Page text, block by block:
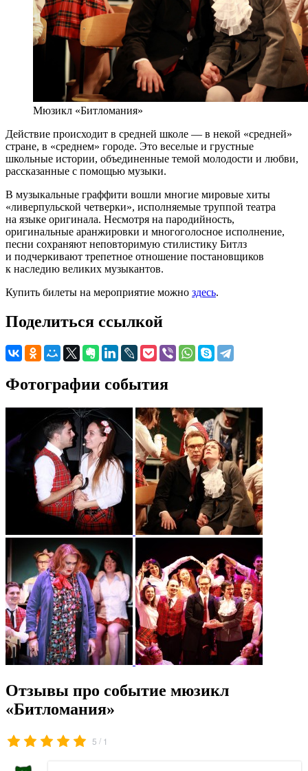
Мюзикл «Битломания»
Действие происходит в средней школе — в некой «средней»
стране, в «среднем» городе. Это веселые и грустные
школьные истории, объединенные темой молодости и любви,
рассказанные с помощью музыки.
В музыкальные граффити вошли многие мировые хиты
«ливерпульской четверки», исполняемые труппой театра
на языке оригинала. Несмотря на пародийность,
оригинальные аранжировки и многоголосное исполнение,
песни сохраняют неповторимую стилистику Битлз
и подчеркивают трепетное отношение постановщиков
к наследию великих музыкантов.
Купить билеты на мероприятие можно здесь.
Поделиться ссылкой
Фотографии события
Отзывы про событие мюзикл
«Битломания»
5 / 1